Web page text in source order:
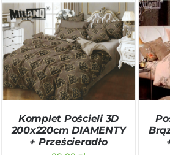
DODAJ DO KOSZYKA
/
SZCZEGÓŁY
Komplet Pościeli 3D
200x220cm DIAMENTY
+ Prześcieradło